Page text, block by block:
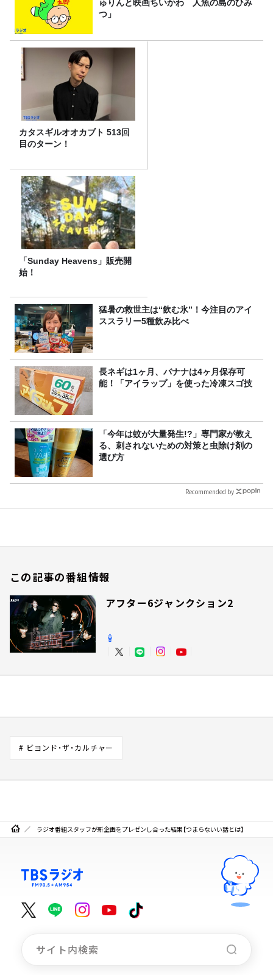
ゅりんと映画ちいかわ 人魚の島のひみ
つ」
カタスギルオオカブト 513回
目のターン！
「Sunday Heavens」販売開
始！
猛暑の救世主は“飲む氷”！今注目のアイ
ススラリー5種飲み比べ
長ネギは1ヶ月、バナナは4ヶ月保存可
能！「アイラップ」を使った冷凍スゴ技
「今年は蚊が大量発生!?」専門家が教え
る、刺されないための対策と虫除け剤の
選び方
Recommended by
この記事の番組情報
アフター6ジャンクション2
# ビヨンド・ザ・カルチャー
ラジオ番組スタッフが新企画をプレゼンし合った結果【つまらないい話とは】